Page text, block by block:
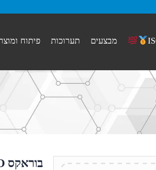
מבצעים תערוכות פיתוח
בוראקס Na2B4O7.10H2O